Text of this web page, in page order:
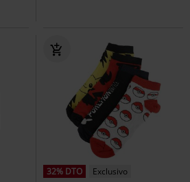
32% DTO
Exclusivo